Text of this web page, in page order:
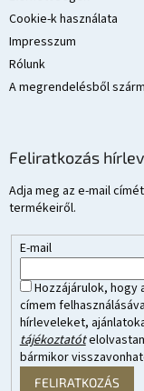
Cookie-k használata
Impresszum
Rólunk
A megrendelésből
Feliratkozás
Adja meg az e-mail
termékeiről.
E-mail
Hozzájárulok, hogy
címem
hírleveleket,
tájékoztatót
bármikor
FELIRATKOZÁS